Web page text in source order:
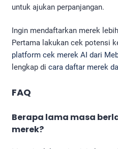
untuk ajukan perpanjangan.
Ingin mendaftarkan merek
Pertama lakukan cek potensi
platform cek merek AI dari
lengkap di cara daftar merek
FAQ
Berapa lama masa
merek?